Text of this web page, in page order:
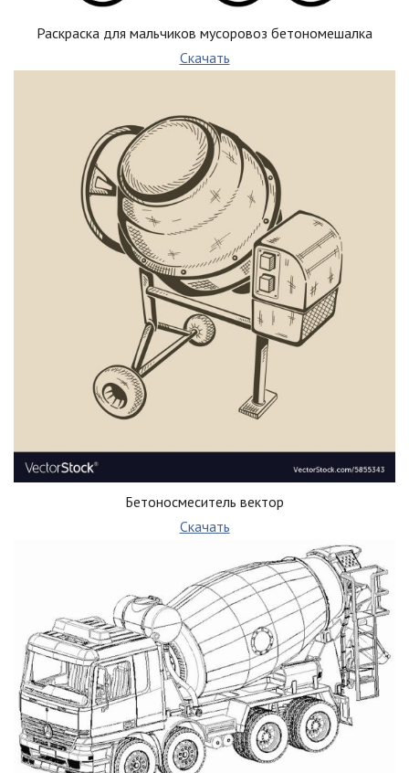
Раскраска для мальчиков мусоровоз бетономешалка
Скачать
Бетоносмеситель вектор
Скачать